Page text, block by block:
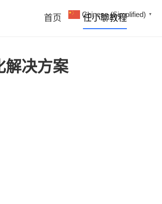
首页 任小聊教程
解决方案
Chinese (Simplified) ▼